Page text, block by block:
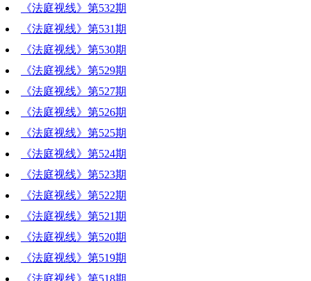
《法庭视线》第532期
《法庭视线》第531期
《法庭视线》第530期
《法庭视线》第529期
《法庭视线》第527期
《法庭视线》第526期
《法庭视线》第525期
《法庭视线》第524期
《法庭视线》第523期
《法庭视线》第522期
《法庭视线》第521期
《法庭视线》第520期
《法庭视线》第519期